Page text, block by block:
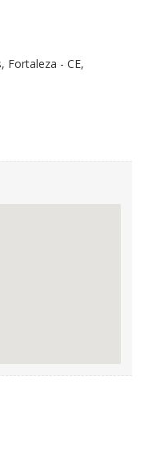
Fortaleza - CE,